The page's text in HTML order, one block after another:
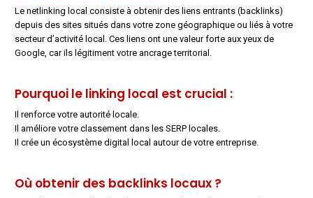
Le netlinking local consiste à obtenir des liens entrants (backlinks)
depuis des sites situés dans votre zone géographique ou liés à votre
secteur d’activité local. Ces liens ont une valeur forte aux yeux de
Google, car ils légitiment votre ancrage territorial.
Pourquoi le linking local est crucial :
Il renforce votre autorité locale.
Il améliore votre classement dans les SERP locales.
Il crée un écosystème digital local autour de votre entreprise.
Où obtenir des backlinks locaux ?